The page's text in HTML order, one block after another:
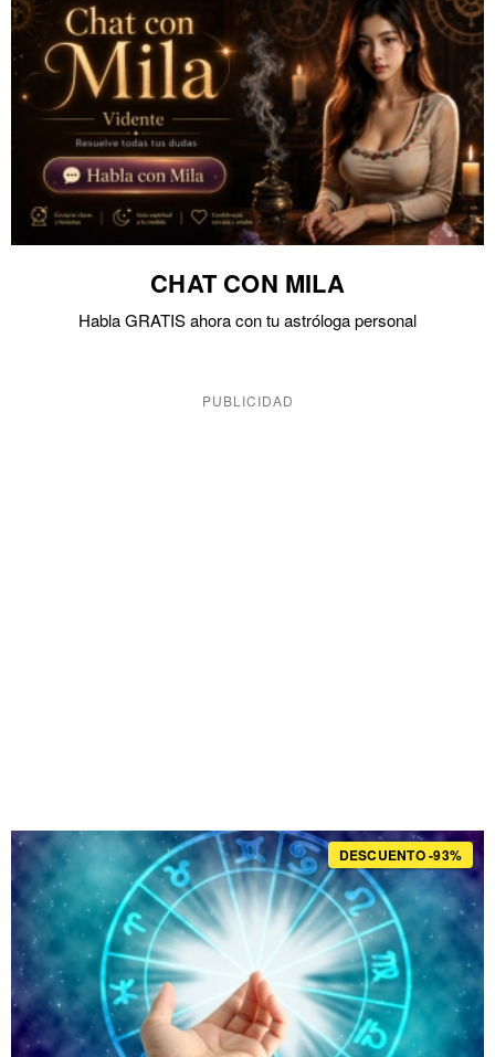
CHAT CON MILA
Habla GRATIS ahora con tu astróloga personal
DESCUENTO -93%